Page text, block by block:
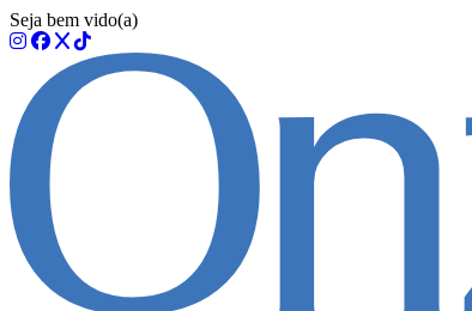
Seja bem vido(a)